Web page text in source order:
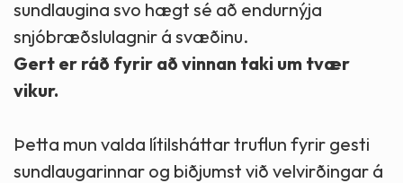
sundlaugina svo hægt sé að endurnýja
snjóbræðslulagnir á svæðinu.
Gert er ráð fyrir að vinnan taki um tvær
vikur.
Þetta mun valda lítilsháttar truflun fyrir gesti
sundlaugarinnar og biðjumst við velvirðingar á